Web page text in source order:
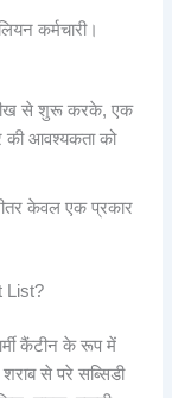
कर्मचारी।
से शुरू करके, एक
की आवश्यकता को
केवल एक प्रकार
List?
कैंटीन के रूप में
से परे सब्सिडी